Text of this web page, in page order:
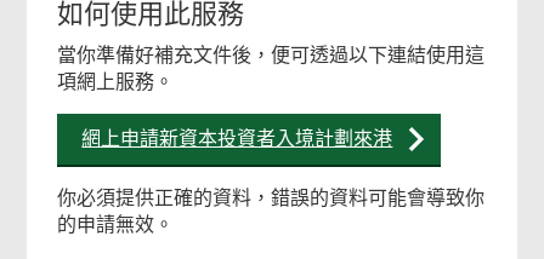
如何使用此服務
當你準備好補充文件後，便可透過以下連結使用這
項網上服務。
網上申請新資本投資者入境計劃來港
你必須提供正確的資料，錯誤的資料可能會導致你
的申請無效。